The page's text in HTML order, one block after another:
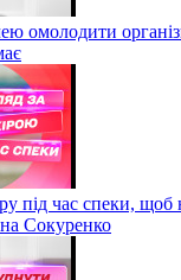
омолодити
під час спеки, щоб
Сокуренко